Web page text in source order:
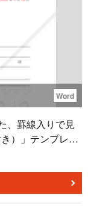
Word
、罫線入りで見
）」テンプレー
住所・電話番
成で、人事・総
す。 ■住所